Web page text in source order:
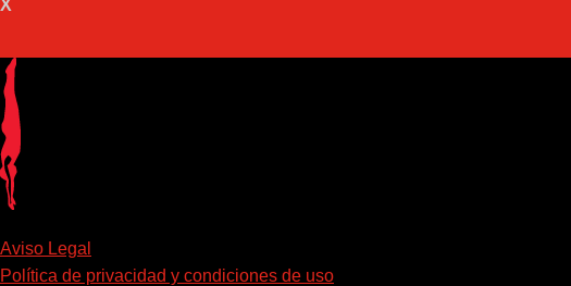
X
Aviso Legal
Política de privacidad y condiciones de uso